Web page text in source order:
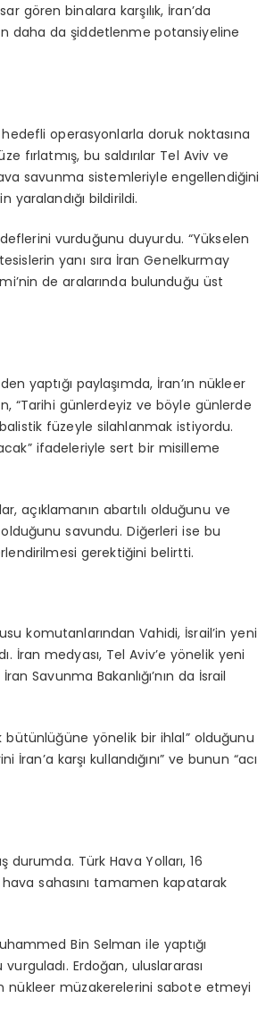
gören binalara karşılık, İran’da
daha da şiddetlenme potansiyeline
hedefli operasyonlarla doruk noktasına
fırlatmış, bu saldırılar Tel Aviv ve
savunma sistemleriyle engellendiğini
yaralandığı bildirildi.
vurduğunu duyurdu. “Yükselen
yanı sıra İran Genelkurmay
de aralarında bulunduğu üst
yaptığı paylaşımda, İran’ın nükleer
“Tarihi günlerdeyiz ve böyle günlerde
füzeyle silahlanmak istiyordu.
ifadeleriyle sert bir misilleme
açıklamanın abartılı olduğunu ve
savundu. Diğerleri ise bu
gerektiğini belirtti.
komutanlarından Vahidi, İsrail’in yeni
İran medyası, Tel Aviv’e yönelik yeni
Savunma Bakanlığı’nın da İsrail
bütünlüğüne yönelik bir ihlal” olduğunu
karşı kullandığını” ve bunun “acı
durumda. Türk Hava Yolları, 16
hava sahasını tamamen kapatarak
Bin Selman ile yaptığı
Erdoğan, uluslararası
nükleer müzakerelerini sabote etmeyi